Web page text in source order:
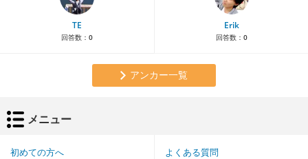
TE
回答数： 0
Erik
回答数： 0
アンカー一覧
メニュー
初めての方へ よくある質問